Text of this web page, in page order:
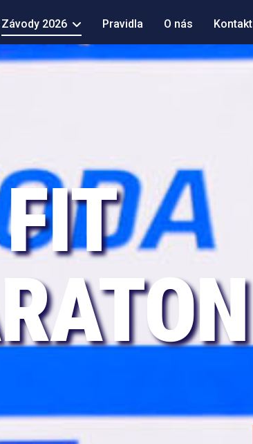
Závody 2026 Pravidla O nás Kontakt